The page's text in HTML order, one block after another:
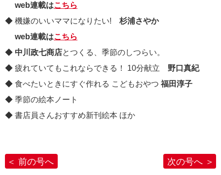
web連載はこちら
◆ 機嫌のいいママになりたい! 杉浦さやか
web連載はこちら
◆ 中川政七商店とつくる、季節のしつらい。
◆ 疲れていてもこれならできる！ 10分献立 野口真紀
◆ 食べたいときにすぐ作れる こどもおやつ 福田淳子
◆ 季節の絵本ノート
◆ 書店員さんおすすめ新刊絵本 ほか
次の号へ
前の号へ